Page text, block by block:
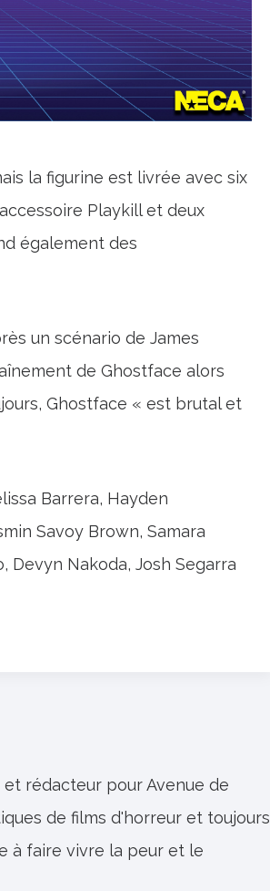
la figurine est livrée avec six
Playkill et deux
également des
un scénario de James
de Ghostface alors
Ghostface « est brutal et
Barrera, Hayden
Savoy Brown, Samara
Devyn Nakoda, Josh Segarra
rédacteur pour Avenue de
de films d'horreur et toujours
à faire vivre la peur et le